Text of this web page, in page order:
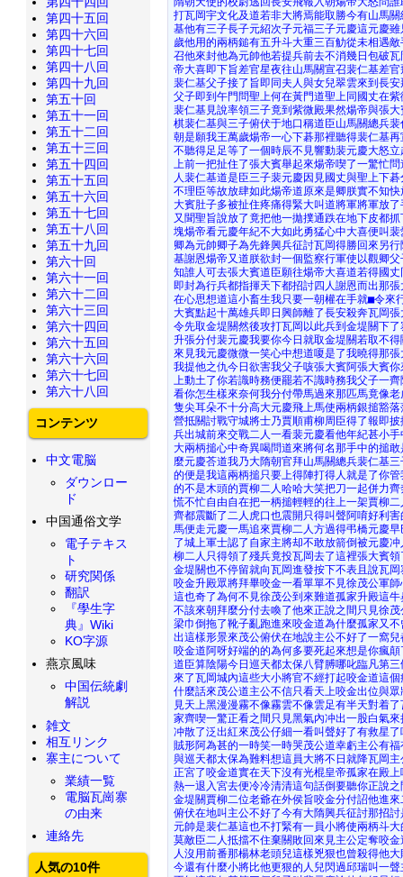
打瓦岡宇文化及道若非大將焉能取勝今有山馬
基他有三子長子元紹次子元福三子元慶這元慶
歲他用的兩柄鎚有五升斗大重三百觔從未相遇
召他來封他為元帥他若提兵前去不消幾日包破
帝大喜即下旨差官星夜往山馬關宣召裴仁基差
裴仁基父子接了旨即同夫人與女兒翠雲來到長
父子即到午門問聖上何在黃門道聖上同國丈在
裴仁基見說率領三子竟到紫微殿果然煬帝與張
棋裴仁基與三子俯伏于地口稱道臣山馬關總兵
朝是願我王萬歲煬帝一心下碁那裡聽得裴仁基
不聽得足足等了一個時辰不見響動裴元慶大怒
上前一把扯住了張大賓舉起來煬帝喫了一驚忙
人裴仁基道是臣三子裴元慶因見國丈與聖上下
不理臣等故放肆如此煬帝道原來是卿朕實不知
大賓肚子多被扯住疼痛得緊大叫道將軍將軍放
又聞聖旨說放了竟把他一拋撲通跌在地下皮都
塊煬帝看元慶年紀不大如此勇猛心中大喜便叫
卿為元帥卿子為先鋒興兵征討瓦岡得勝回來另
基謝恩煬帝又道朕欲封一個監察行軍使以觀卿
知誰人可去張大賓道臣願往煬帝大喜道若得國
即封為行兵都指揮天下都招討四人謝恩而出那
在心思想道這小畜生我只要一朝權在手就■令來
大賓點起十萬雄兵即日興師離了長安殺奔瓦岡
令先取金堤關然後攻打瓦岡以此兵到金堤關下
升張分付裴元慶我要你今日就取金堤關若取不
來見我元慶微微一笑心中想道嗄是了我曉得那
我提他之仇今日欲害我父子咳張大賓阿張大賓
上動土了你若識時務便罷若不識時務我父子一
看你怎生樣來奈何我分付帶馬過來那匹馬竟像
隻尖耳朵不十分高大元慶飛上馬使兩柄銀搥豁
營抵關討戰守城將士乃賈順甫柳周臣得了報即
兵出城前來交戰二人一看裴元慶看他年紀甚小
大兩柄搥心中奇異喝問道來將何名那手中的搥
麼元慶荅道我乃大隋朝官拜山馬關總兵裴仁基
的便是我這兩柄搥只要上得陣打得人就是了你
的不是木頭的賈柳二人哈哈大笑把刀一起併力
慌不忙自由自在把一柄搥輕輕的往上一架賈柳
齊都震斷了二人虎口也震開只得叫聲阿唷好利
馬便走元慶一馬追來賈柳二人方過得弔橋元慶
了城上軍士認了自家主將却不敢放箭倒被元慶
柳二人只得領了殘兵竟投瓦岡去了這裡張大賓
金堤關也不停留就向瓦岡進發按下不表且說瓦
咬金升殿眾將拜畢咬金一看單單不見徐茂公軍
這也奇了為何不見徐茂公到來難道孤家升殿這
不該來朝拜麼分付去喚了他來正說之間只見徐
梁巾倒拖了靴子亂跑進來咬金道為什麼孤家又
出這樣形景來茂公俯伏在地說主公不好了一窩
咬金道阿呀好端的的為何多要死起來想是你瘋
道臣算陰陽今日巡天都太保八臂膊哪叱臨凡第
來了瓦岡城內這些大小將官不經打起咬金道這
什麼話來茂公道主公不信只看天上咬金出位與
見天上黑漫漫霧不像霧雲不像雲足有半天對着
家齊喫一驚正看之間只見黑氣內冲出一股白氣
冲散了泛出紅來茂公仔細一看叫聲好了有救星
賊形阿為甚的一時笑一時哭茂公道幸虧主公有
與巡天都太保為難料想這員大將不日就降瓦岡
正宮了咬金道實在天下沒有光棍皇帝孤家在殿
熱一退入宮去便冷冷清清這句話倒要聽你正說
金堤關賈柳二位老爺在外侯旨咬金分付詔他進
俯伏在地叫主公不好了今有大隋興兵征討那招
元帥是裴仁基這也不打緊有一員小將使兩柄斗
莫敵臣二人抵擋不住棄關敗回來見主公定奪咬
人沒用前番那楊林老頭兒這樣兇狠也曾殺得他
今還有什麼小將比他更狠的人兒閃過邱瑞叫一
第四十五回
第四十六回
第四十七回
第四十八回
第四十九回
第五十回
第五十一回
第五十二回
第五十三回
第五十四回
第五十五回
第五十六回
第五十七回
第五十八回
第五十九回
第六十回
第六十一回
第六十二回
第六十三回
第六十四回
第六十五回
第六十六回
第六十七回
第六十八回
コンテンツ
中文電脳
ダウンロー
ド
中国通俗文学
電子テキス
ト
研究関係
翻訳
『學生字
典』Wiki
KO字源
燕京風味
中国伝統劇
解説
雑文
相互リンク
寨主について
業績一覧
電脳瓦崗寨
の由来
連絡先
人気の10件